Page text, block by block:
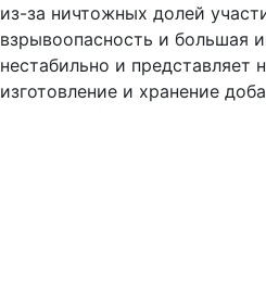
из-за ничтожных долей
взрывоопасность и большая
нестабильно и
изготовление и хранение